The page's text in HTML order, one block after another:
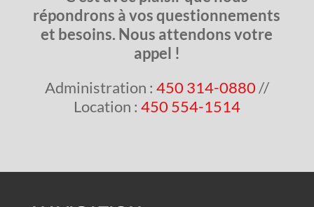
répondrons à vos questionnements
et besoins. Nous attendons votre
appel !
Administration : 450 314-0880//
Location : 450 554-1514